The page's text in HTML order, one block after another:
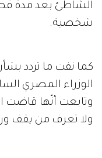
الشاطئ بعد مدة
شخصية.
كما نفت ما تردد
الوزراء المصري
وتابعت أنّها قاضت
ولا تعرف من يقف